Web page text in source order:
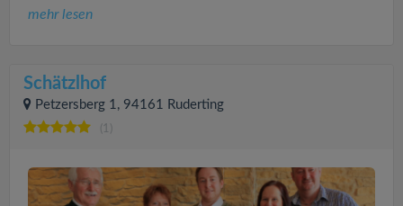
mehr lesen
Schätzlhof
Petzersberg 1, 94161 Ruderting